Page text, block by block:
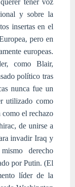
y sobre la
insertas en el
pero en
europeas.
como Blair,
político tras
nunca fue un
utilizado como
como el rechazo
de unirse a
invadir Iraq y
derecho
por Putin. (El
líder de la